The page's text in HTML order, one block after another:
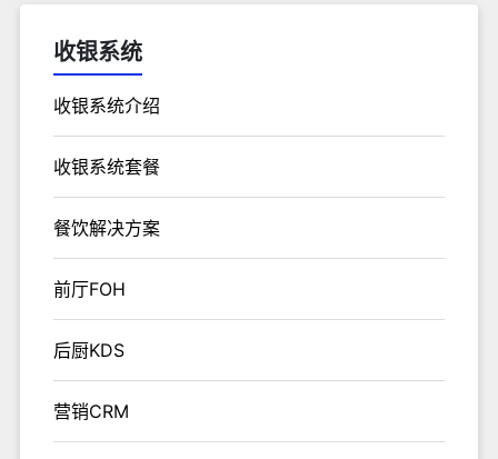
收银系统
收银系统介绍
收银系统套餐
餐饮解决方案
前厅FOH
后厨KDS
营销CRM